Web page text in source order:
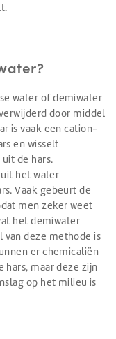
water of demiwater
door middel
is vaak een cation-
en wisselt
de hars.
het water
Vaak gebeurt de
men zeker weet
het demiwater
van deze methode is
er chemicaliën
hars, maar deze zijn
op het milieu is